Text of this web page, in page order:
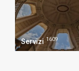
Servizi 1609